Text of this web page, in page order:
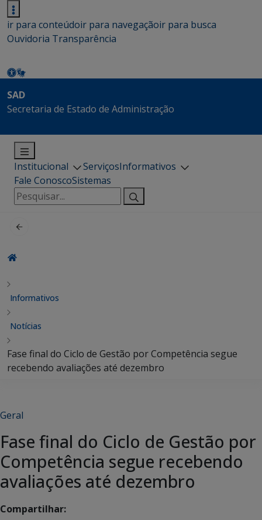
ir para conteúdoir para navegaçãoir para busca
Ouvidoria Transparência
SAD
Secretaria de Estado de Administração
Institucional ServiçosInformativos
Fale ConoscoSistemas
Pesquisar
por:
Informativos
Notícias
Fase final do Ciclo de Gestão por Competência segue
recebendo avaliações até dezembro
Geral
Fase final do Ciclo de Gestão por
Competência segue recebendo
avaliações até dezembro
Compartilhar: